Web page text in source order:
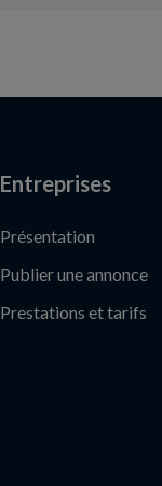
Entreprises
Présentation
Publier une annonce
Prestations et tarifs